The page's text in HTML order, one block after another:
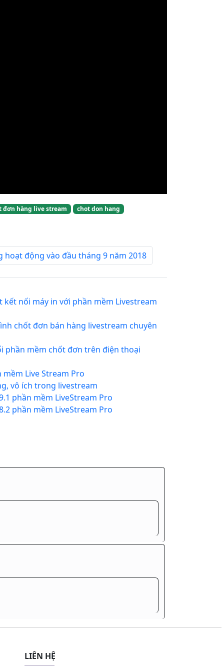
đơn hàng live stream chot don hang
hoạt động vào đầu tháng 9 năm 2018
kết nối máy in với phần mềm Livestream
chốt đơn bán hàng livestream chuyên
phần mềm chốt đơn trên điện thoại
Live Stream Pro
vô ích trong livestream
phần mềm LiveStream Pro
phần mềm LiveStream Pro
LIÊN HỆ